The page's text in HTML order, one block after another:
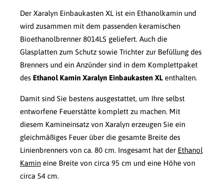
Der Xaralyn Einbaukasten XL ist ein Ethanolkamin und
wird zusammen mit dem passenden keramischen
Bioethanolbrenner 8014LS geliefert. Auch die
Glasplatten zum Schutz sowie Trichter zur Befüllung des
Brenners und ein Anzünder sind in dem Komplettpaket
des Ethanol Kamin Xaralyn Einbaukasten XL enthalten.
Damit sind Sie bestens ausgestattet, um Ihre selbst
entworfene Feuerstätte komplett zu machen. Mit
diesem Kamineinsatz von Xaralyn erzeugen Sie ein
gleichmäßiges Feuer über die gesamte Breite des
Linienbrenners von ca. 80 cm. Insgesamt hat der Ethanol
Kamin eine Breite von circa 95 cm und eine Höhe von
circa 54 cm.